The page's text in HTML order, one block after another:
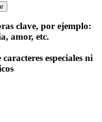
clave, por ejemplo:
amor, etc.
especiales ni